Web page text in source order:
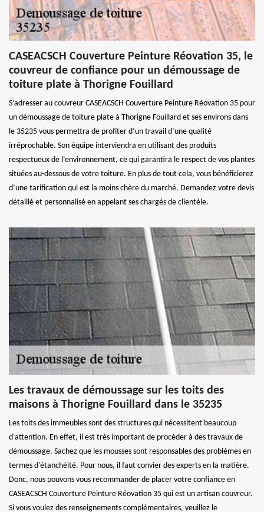
CASEACSCH Couverture Peinture Réovation 35, le
couvreur de confiance pour un démoussage de
toiture plate à Thorigne Fouillard
S’adresser au couvreur CASEACSCH Couverture Peinture Réovation 35 pour
un démoussage de toiture plate à Thorigne Fouillard et ses environs dans
le 35235 vous permettra de profiter d’un travail d’une qualité
irréprochable. Son équipe interviendra en utilisant des produits
respectueux de l’environnement, ce qui garantira le respect de vos plantes
situées au-dessous de votre toiture. En plus de tout cela, vous bénéficierez
d’une tarification qui est la moins chère du marché. Demandez votre devis
détaillé et personnalisé en appelant ses chargés de clientèle.
Les travaux de démoussage sur les toits des
maisons à Thorigne Fouillard dans le 35235
Les toits des immeubles sont des structures qui nécessitent beaucoup
d'attention. En effet, il est très important de procéder à des travaux de
démoussage. Sachez que les mousses sont responsables des problèmes en
termes d'étanchéité. Pour nous, il faut convier des experts en la matière.
Donc, nous pouvons vous recommander de placer votre confiance en
CASEACSCH Couverture Peinture Réovation 35 qui est un artisan couvreur.
Si vous voulez des renseignements complémentaires, veuillez le